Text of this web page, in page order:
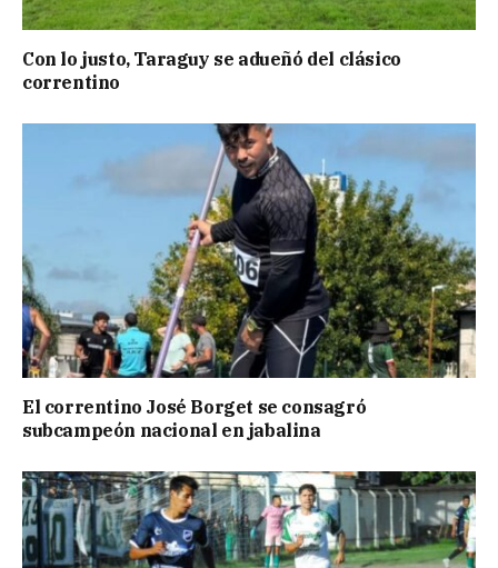
Con lo justo, Taraguy se adueñó del clásico
correntino
El correntino José Borget se consagró
subcampeón nacional en jabalina